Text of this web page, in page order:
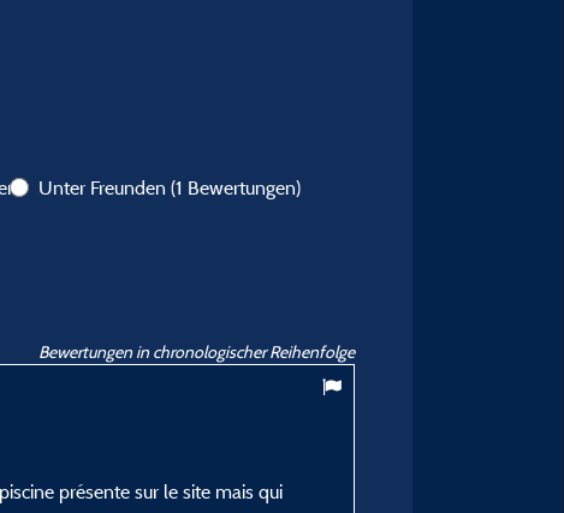
Unter Freunden (1 Bewertungen)
Bewertungen in chronologischer Reihenfolge
présente sur le site mais qui